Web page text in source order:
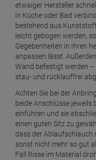
1
1
1
etwaiger Hersteller
in Küche oder Bad
bestehend aus
leicht gebogen werden,
Gegebenheiten in Ihren
anpassen lässt.
Wand befestigt werden
stau- und rücklauffrei
Achten Sie bei der
beide Anschlüsse jeweils
einführen und sie
einen guten Sitz zu
dass der Ablaufschlauch
sonst nicht mehr so gut
Fall Risse im Material